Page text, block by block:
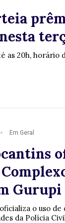
as 20h, horário
Em Geral
Gurupi
o uso de
da Polícia